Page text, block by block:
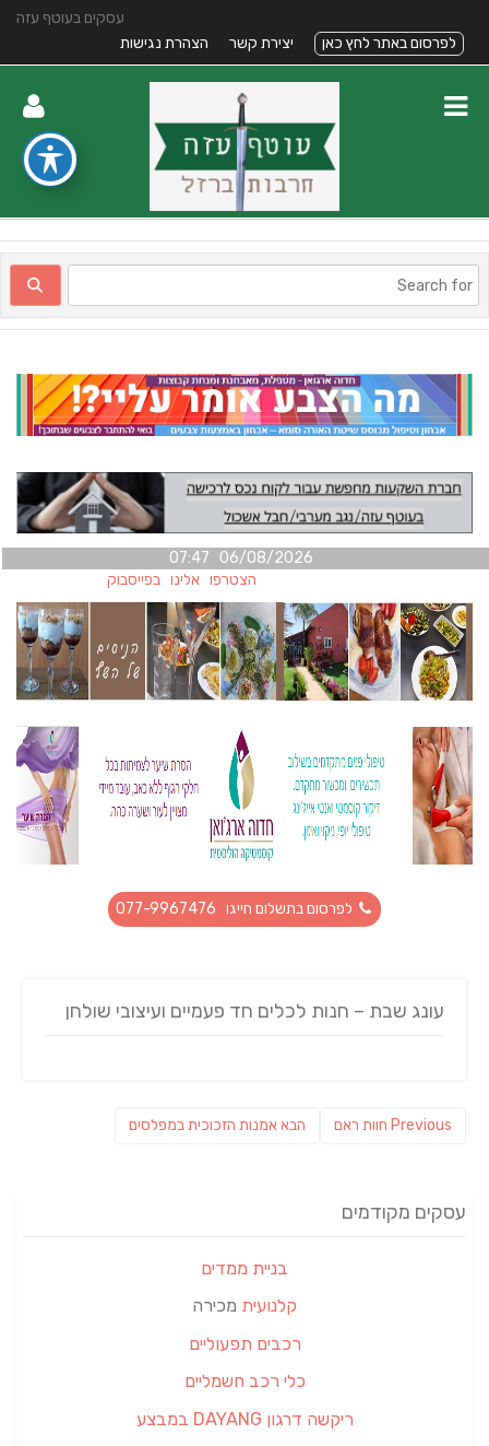
עסקים בעוטף עזה
לפרסום באתר לחץ כאן
יצירת קשר הצהרת נגישות
06/08/2026 07:47
הצטרפו אלינו בפייסבוק
לפרסום בתשלום חייגו 077-9967476
עונג שבת – חנות לכלים חד פעמיים ועיצובי שולחן
Previous
Previous
חוות ראם הבא פוסט
אמנות הזכוכית במפלסים
עסקים מקודמים
בניית ממדים
קלנועית מכירה
רכבים תפעוליים
כלי רכב חשמליים
ריקשה דרגון DAYANG במבצע